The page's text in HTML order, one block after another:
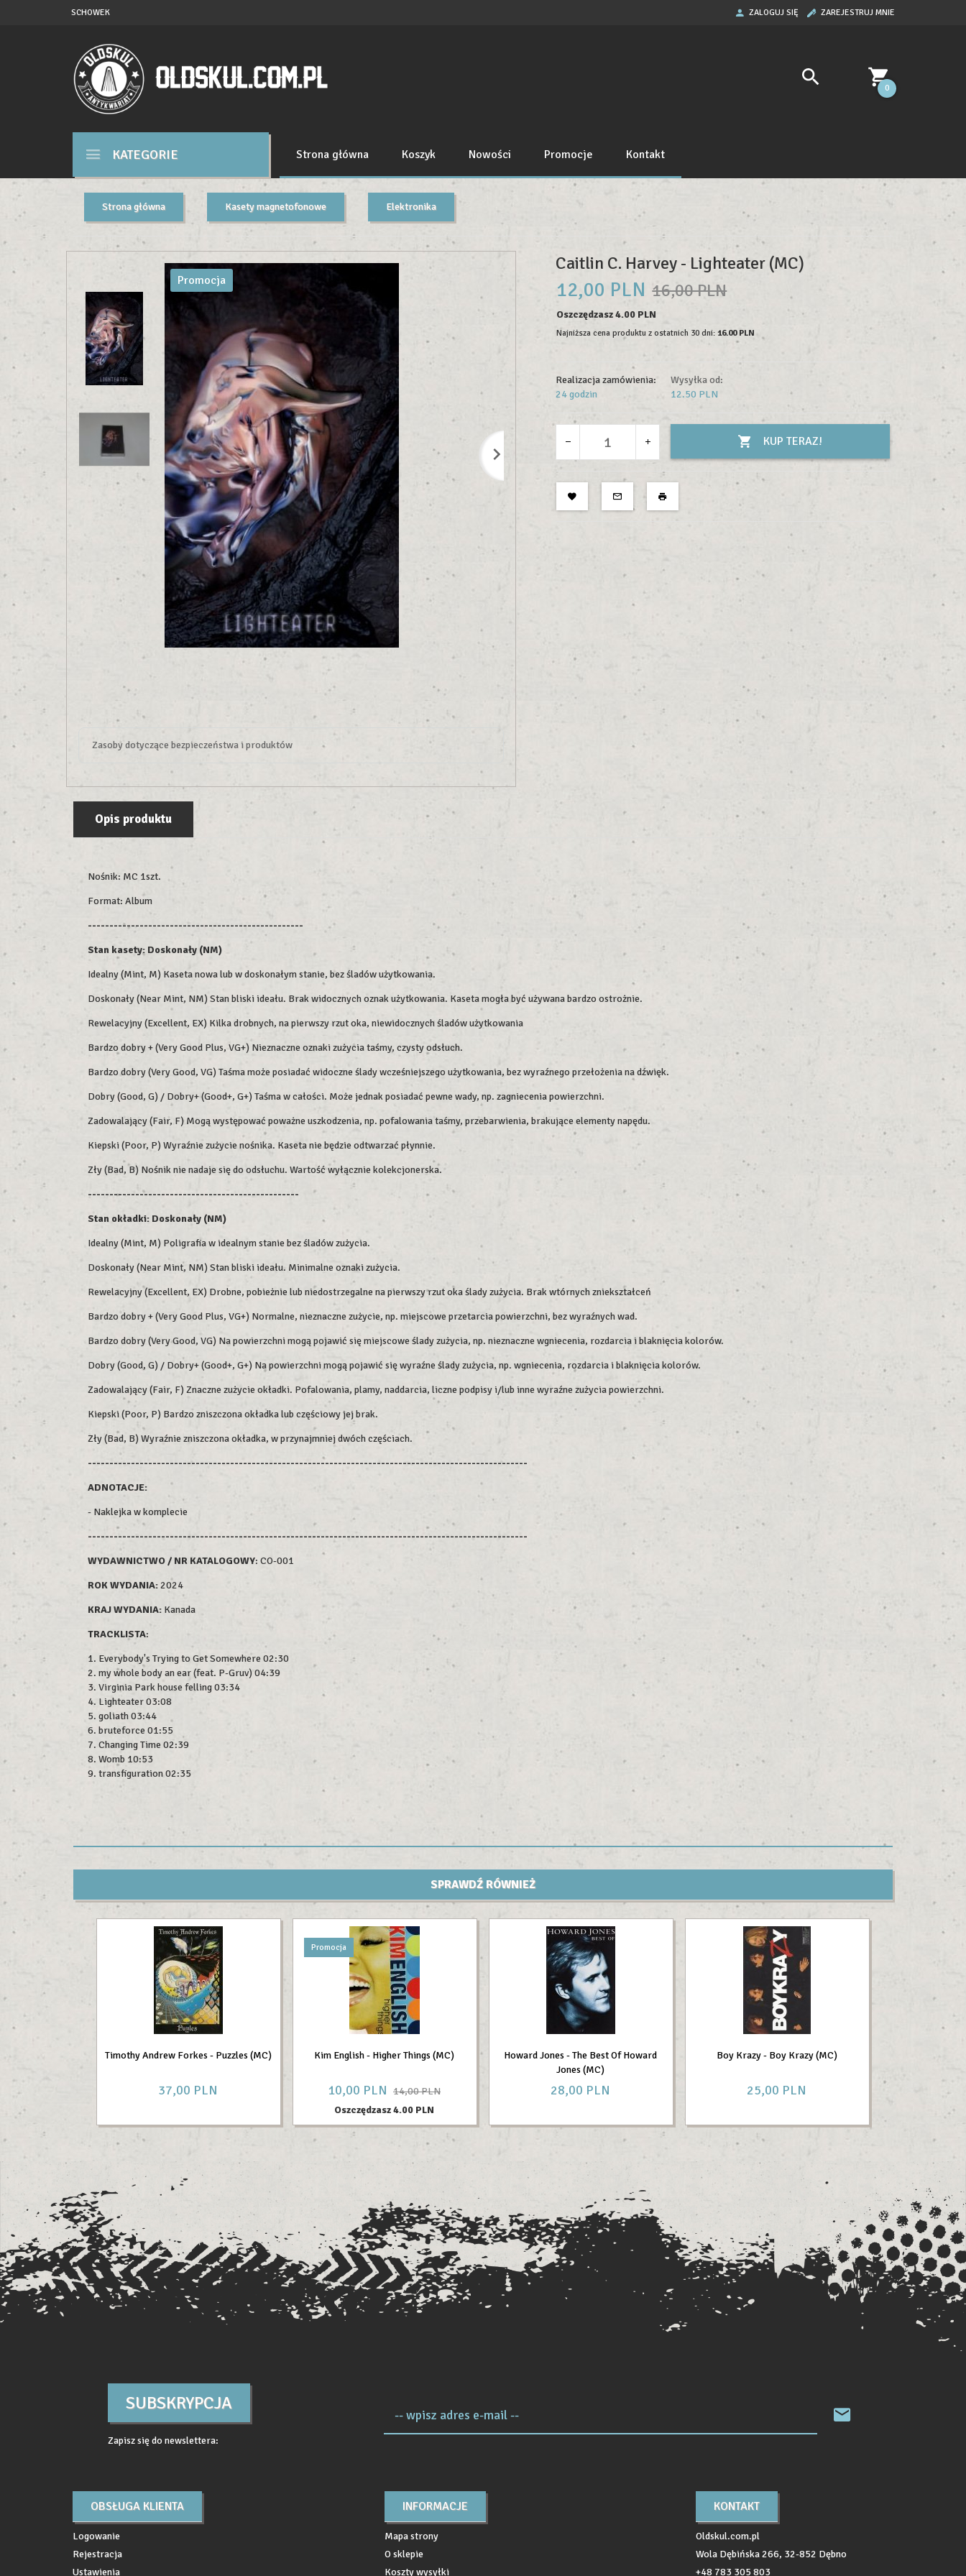
SCHOWEK ZALOGUJ SIĘ ZAREJESTRUJ MNIE
0
KATEGORIE Strona główna Koszyk Nowości Promocje Kontakt
Strona główna Kasety magnetofonowe Elektronika
Promocja
Zasoby dotyczące bezpieczeństwa i produktów
Caitlin C. Harvey - Lighteater (MC)
12,00 PLN 16,00 PLN
Oszczędzasz 4.00 PLN
Najniższa cena produktu z ostatnich 30 dni:16.00 PLN
Realizacja zamówienia:
24 godzin
Wysyłka od:
12.50 PLN
KUP TERAZ!
Opis produktu
Nośnik: MC 1szt.
Format: Album
--------------------------------------------------
Stan kasety: Doskonały (NM)
Idealny (Mint, M) Kaseta nowa lub w doskonałym stanie, bez śladów użytkowania.
Doskonały (Near Mint, NM) Stan bliski ideału. Brak widocznych oznak użytkowania. Kaseta mogła być używana bardzo ostrożnie.
Rewelacyjny (Excellent, EX) Kilka drobnych, na pierwszy rzut oka, niewidocznych śladów użytkowania
Bardzo dobry + (Very Good Plus, VG+) Nieznaczne oznaki zużycia taśmy, czysty odsłuch.
Bardzo dobry (Very Good, VG) Taśma może posiadać widoczne ślady wcześniejszego użytkowania, bez wyraźnego przełożenia na dźwięk.
Dobry (Good, G) / Dobry+ (Good+, G+) Taśma w całości. Może jednak posiadać pewne wady, np. zagniecenia powierzchni.
Zadowalający (Fair, F) Mogą występować poważne uszkodzenia, np. pofalowania taśmy, przebarwienia, brakujące elementy napędu.
Kiepski (Poor, P) Wyraźnie zużycie nośnika. Kaseta nie będzie odtwarzać płynnie.
Zły (Bad, B) Nośnik nie nadaje się do odsłuchu. Wartość wyłącznie kolekcjonerska.
-------------------------------------------------
Stan okładki: Doskonały (NM)
Idealny (Mint, M) Poligrafia w idealnym stanie bez śladów zużycia.
Doskonały (Near Mint, NM) Stan bliski ideału. Minimalne oznaki zużycia.
Rewelacyjny (Excellent, EX) Drobne, pobieżnie lub niedostrzegalne na pierwszy rzut oka ślady zużycia. Brak wtórnych zniekształceń
Bardzo dobry + (Very Good Plus, VG+) Normalne, nieznaczne zużycie, np. miejscowe przetarcia powierzchni, bez wyraźnych wad.
Bardzo dobry (Very Good, VG) Na powierzchni mogą pojawić się miejscowe ślady zużycia, np. nieznaczne wgniecenia, rozdarcia i blaknięcia kolorów.
Dobry (Good, G) / Dobry+ (Good+, G+) Na powierzchni mogą pojawić się wyraźne ślady zużycia, np. wgniecenia, rozdarcia i blaknięcia kolorów.
Zadowalający (Fair, F) Znaczne zużycie okładki. Pofalowania, plamy, naddarcia, liczne podpisy i/lub inne wyraźne zużycia powierzchni.
Kiepski (Poor, P) Bardzo zniszczona okładka lub częściowy jej brak.
Zły (Bad, B) Wyraźnie zniszczona okładka, w przynajmniej dwóch częściach.
------------------------------------------------------------------------------------------------------
ADNOTACJE:
- Naklejka w komplecie
------------------------------------------------------------------------------------------------------
WYDAWNICTWO / NR KATALOGOWY: CO-001
ROK WYDANIA:2024
KRAJ WYDANIA: Kanada
TRACKLISTA:
1. Everybody's Trying to Get Somewhere 02:30
2. my whole body an ear (feat. P-Gruv) 04:39
3. Virginia Park house felling 03:34
4. Lighteater 03:08
5. goliath 03:44
6. bruteforce 01:55
7. Changing Time 02:39
8. Womb 10:53
9. transfiguration 02:35
SPRAWDŹ RÓWNIEŻ
Timothy Andrew Forkes - Puzzles (MC)
37,00 PLN
Promocja
Kim English - Higher Things (MC)
10,00 PLN 14,00 PLN
Oszczędzasz 4.00 PLN
Howard Jones - The Best Of Howard
Jones (MC)
28,00 PLN
Boy Krazy - Boy Krazy (MC)
25,00 PLN
SUBSKRYPCJA
Zapisz się do newslettera:
-- wpisz adres e-mail --
OBSŁUGA KLIENTA
Logowanie
Rejestracja
Ustawienia
INFORMACJE
Mapa strony
O sklepie
Koszty wysyłki
KONTAKT
Oldskul.com.pl
Wola Dębińska 266, 32-852 Dębno
+48 783 305 803